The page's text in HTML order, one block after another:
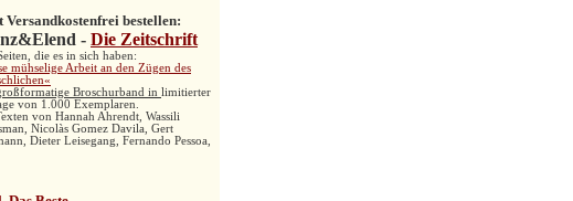
Versandkostenfrei bestellen:
- Die Zeitschrift
die es in sich haben:
mühselige Arbeit an den Zügen des
Broschurband in limitierter
von 1.000 Exemplaren.
von Hannah Ahrendt, Wassili
Nicolàs Gomez Davila , Gert
Dieter Leisegang, Fernando Pessoa,